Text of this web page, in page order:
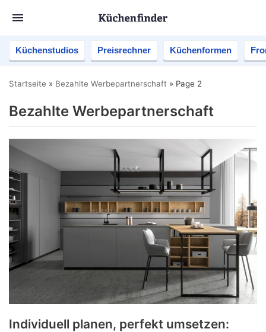
Küchenstudios Preisrechner Küchenformen
Startseite » Bezahlte Werbepartnerschaft » Page 2
Bezahlte Werbepartnerschaft
Individuell planen, perfekt umsetzen: